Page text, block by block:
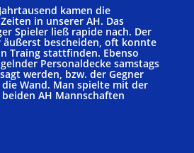
kamen die
in unserer AH. Das
Spieler ließ rapide nach. Der
äußerst bescheiden, oft konnte
Traing stattfinden. Ebenso
Personaldecke samstags
werden, bzw. der Gegner
Wand. Man spielte mit der
AH Mannschaften